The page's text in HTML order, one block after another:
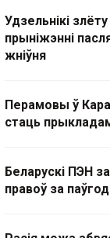
Удзельнікі
прыніжэнні
жніўня
Перамовы ў
стаць
Беларускі ПЭН
правоў за